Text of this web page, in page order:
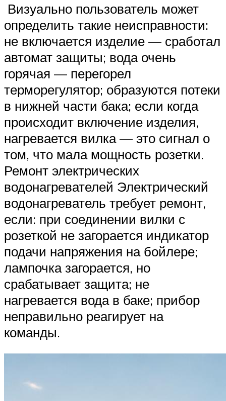
Визуально пользователь может
определить такие неисправности:
не включается изделие — сработал
автомат защиты; вода очень
горячая — перегорел
терморегулятор; образуются потеки
в нижней части бака; если когда
происходит включение изделия,
нагревается вилка — это сигнал о
том, что мала мощность розетки.
Ремонт электрических
водонагревателей Электрический
водонагреватель требует ремонт,
если: при соединении вилки с
розеткой не загорается индикатор
подачи напряжения на бойлере;
лампочка загорается, но
срабатывает защита; не
нагревается вода в баке; прибор
неправильно реагирует на
команды.